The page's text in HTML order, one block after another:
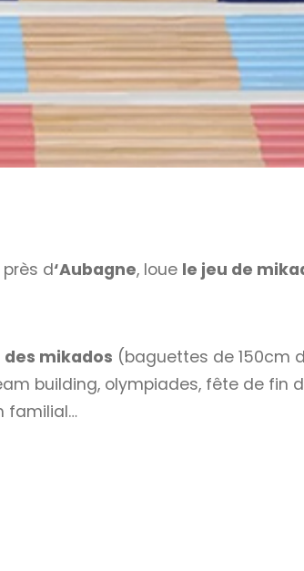
près d‘Aubagne, loue le jeu de
mikados (baguettes de 150cm
building, olympiades, fête de fin
familial…